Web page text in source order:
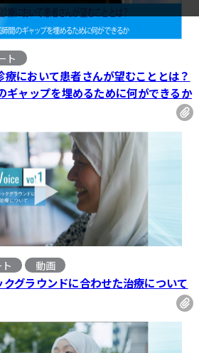
ト
において患者さんが望むこととは？
ギャップを埋めるために何ができるか
動画
グラウンドに合わせた治療について